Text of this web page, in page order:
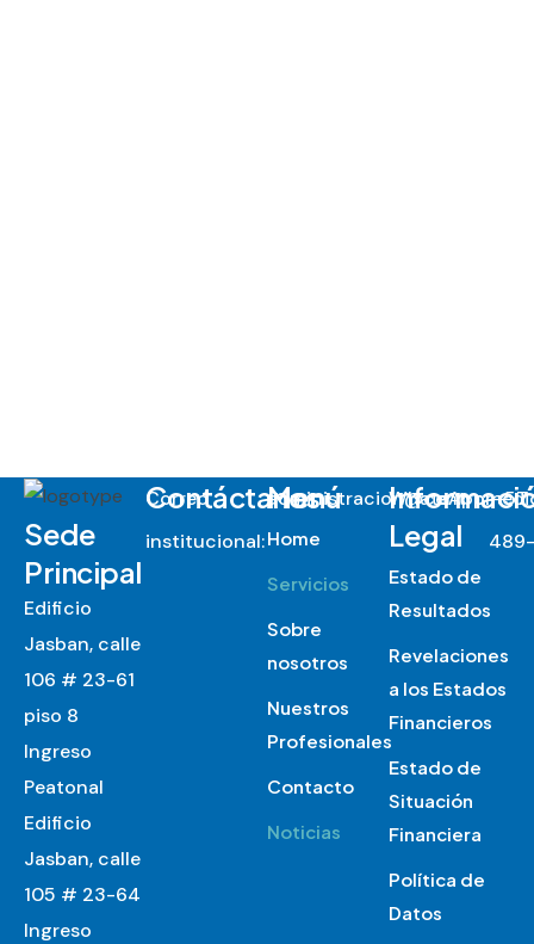
Sede
Principal
Edificio
Jasban, calle
106 # 23-61
piso 8
Ingreso
Peatonal
Edificio
Jasban, calle
105 # 23-64
Ingreso
Contáctanos
Correo
institucional:
WhatsApp:
Menú
Home
Servicios
Sobre
nosotros
Nuestros
Profesionales
Contacto
Noticias
Legal
Estado de
Resultados
Revelaciones
a los Estados
Financieros
Estado de
Situación
Financiera
Política de
Datos